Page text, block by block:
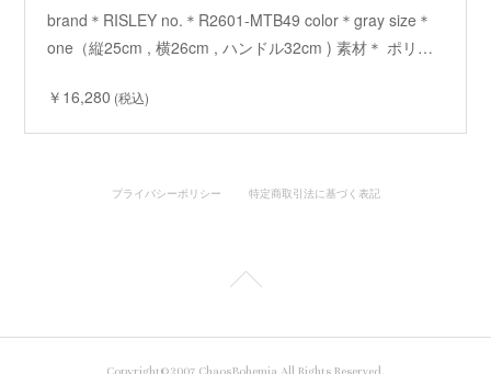
brand＊RISLEY no.＊R2601-MTB49 color＊gray size＊
one（縦25cm , 横26cm , ハンドル32cm ) 素材＊ ポリ…
￥16,280 (税込)
プライバシーポリシー 特定商取引法に基づく表記